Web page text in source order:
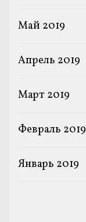
Май 2019
Апрель 2019
Март 2019
Февраль 2019
Январь 2019